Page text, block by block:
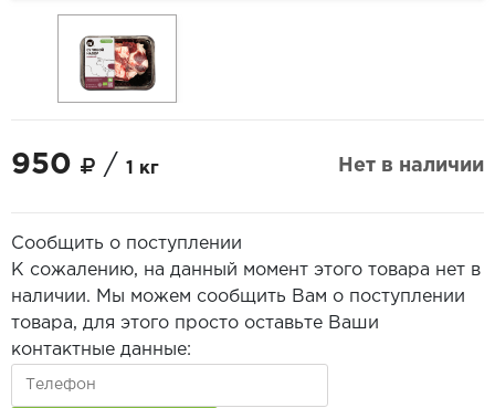
950 / 1 кг Нет в наличии
Сообщить о поступлении
К сожалению, на данный момент этого товара нет в
наличии. Мы можем сообщить Вам о поступлении
товара, для этого просто оставьте Ваши
контактные данные: